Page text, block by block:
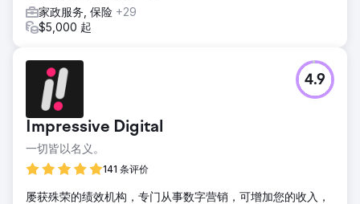
家政服务, 保险 +29
$5,000 起
Impressive Digital
一切皆以名义。
141 条评价
4.9
屡获殊荣的绩效机构，专门从事数字营销，可增加您的收入，